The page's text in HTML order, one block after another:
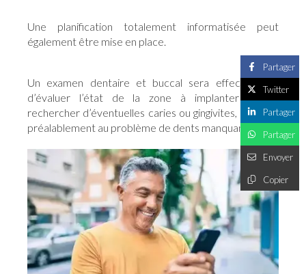
Une planification totalement informatisée peut
également être mise en place.
Un examen dentaire et buccal sera effectué afin
d’évaluer l’état de la zone à implanter et de
rechercher d’éventuelles caries ou gingivites, à traiter
préalablement au problème de dents manquantes.
Partager
Twitter
Partager
Partager
Envoyer
Copier